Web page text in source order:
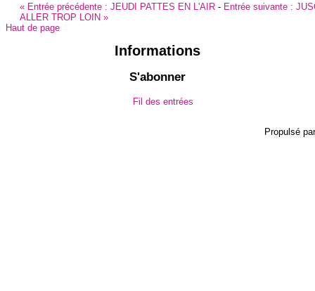
« Entrée précédente : JEUDI PATTES EN L'AIR - Entrée suivante :
ALLER TROP LOIN »
Haut de page
Informations
S'abonner
Fil des entrées
Propulsé